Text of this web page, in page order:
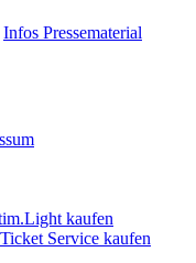
Infos Pressematerial